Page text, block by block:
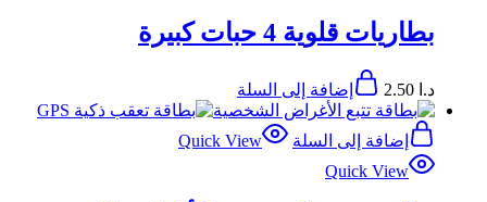
بطاريات قلوية 4 حبات كبيرة
د.ا إضافة إلى السلة
إضافة إلى السلة
Quick View
Quick View